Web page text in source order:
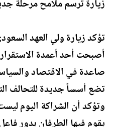
زيارة ترسم ملامح مرحلة
تؤكد زيارة ولي العهد
أصبحت أحد أعمدة
صاعدة في الاقتصاد
تضع أسساً جديدة للتحالف
وتؤكد أن الشراكة اليوم